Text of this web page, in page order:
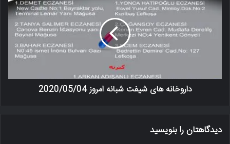
داروخانه های شیفت شبانه امروز 2020/05/04
دیدگاهتان را بنویسید